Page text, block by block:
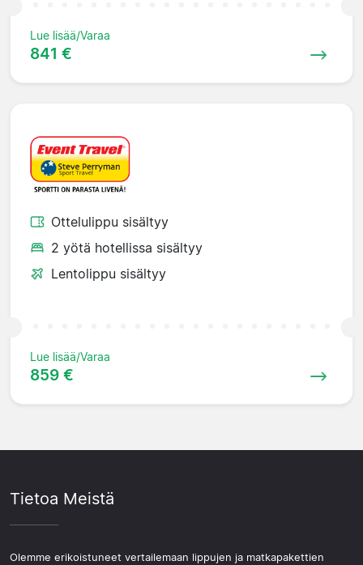
Lue lisää/Varaa
841 €
Ottelulippu sisältyy
2 yötä hotellissa sisältyy
Lentolippu sisältyy
Lue lisää/Varaa
859 €
Tietoa Meistä
Olemme erikoistuneet vertailemaan lippujen ja matkapakettien